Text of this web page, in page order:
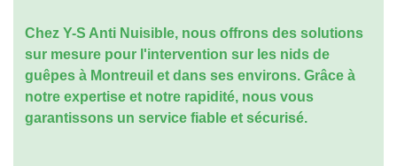
Chez Y-S Anti Nuisible, nous offrons des solutions
sur mesure pour l'intervention sur les nids de
guêpes à Montreuil et dans ses environs. Grâce à
notre expertise et notre rapidité, nous vous
garantissons un service fiable et sécurisé.